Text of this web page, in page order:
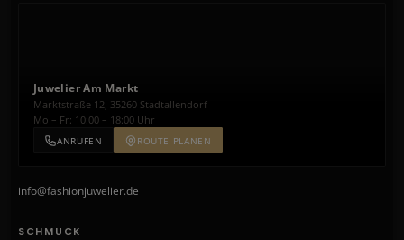
Juwelier Am Markt
Marktstraße 12, 35260 Stadtallendorf
Mo – Fr: 10:00 – 18:00 Uhr
ANRUFEN ROUTE PLANEN
info@fashionjuwelier.de
SCHMUCK